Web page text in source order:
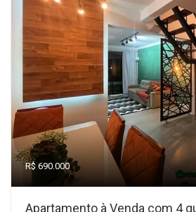
R$ 690.000
Apartamento à Venda com 4